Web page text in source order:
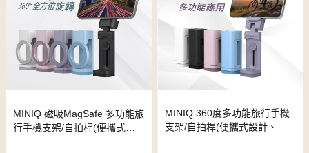
MINIQ 磁吸MagSafe 多功能旅
行手機支架/自拍桿(便攜式設
MINIQ 360度多功能旅行手機
支架/自拍桿(便攜式設計、易